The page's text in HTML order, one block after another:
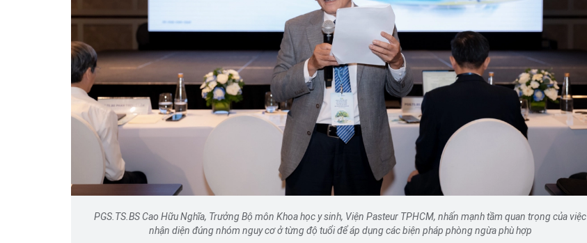
PGS.TS.BS Cao Hữu Nghĩa, Trưởng Bộ môn Khoa học y sinh, Viện Pasteur TPHCM, nhấn mạnh tầm quan trọng của việc
nhận diện đúng nhóm nguy cơ ở từng độ tuổi để áp dụng các biện pháp phòng ngừa phù hợp